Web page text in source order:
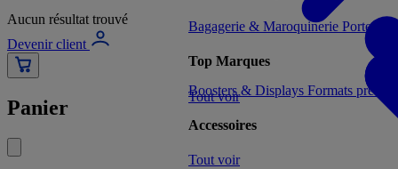
Aucun résultat trouvé
Devenir client
Panier
Bagagerie & Maroquinerie Porte-
Top Marques
Tout voir
Boosters & Displays Formats prêts
Accessoires
Tout voir